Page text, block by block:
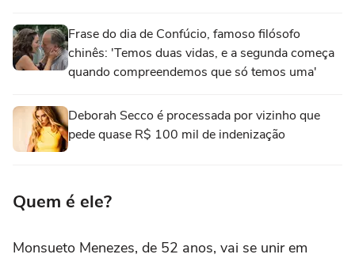
Frase do dia de Confúcio, famoso filósofo
chinês: 'Temos duas vidas, e a segunda começa
quando compreendemos que só temos uma'
Deborah Secco é processada por vizinho que
pede quase R$ 100 mil de indenização
Quem é ele?
Monsueto Menezes, de 52 anos, vai se unir em